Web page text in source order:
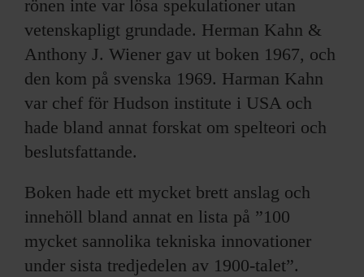
rönen inte var lösa spekulationer utan
vetenskapligt grundade. Herman Kahn &
Anthony J. Wiener gav ut boken 1967, och
den kom på svenska 1969. Harman Kahn
var chef för Hudson institute i USA och
hade bland annat forskat om spelteori och
beslutsfattande.
Boken hade ett mycket brett anslag och
innehöll bland annat en lista på ”100
mycket sannolika tekniska innovationer
under sista tredjedelen av 1900-talet”.